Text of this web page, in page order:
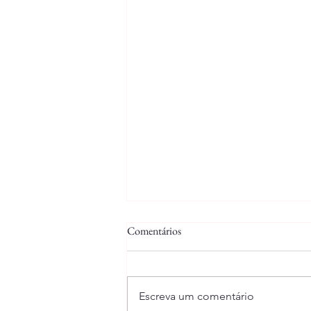
18/07/2025
Comentários
Escreva um comentário